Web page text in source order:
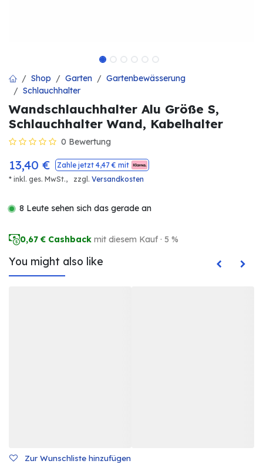
Shop Garten
Gartenbewässerung
Schlauchhalter
Wandschlauchhalter Alu Größe S,
Schlauchhalter Wand, Kabelhalter
0 Bewertung
13,40 € Zahle jetzt 4,47€ mit
* inkl. ges. MwSt.,
zzgl. Versandkosten
8 Leute sehen sich das gerade an
0,67 € Cashback mit diesem Kauf · 5 %
You might also like
Zur Wunschliste hinzufügen